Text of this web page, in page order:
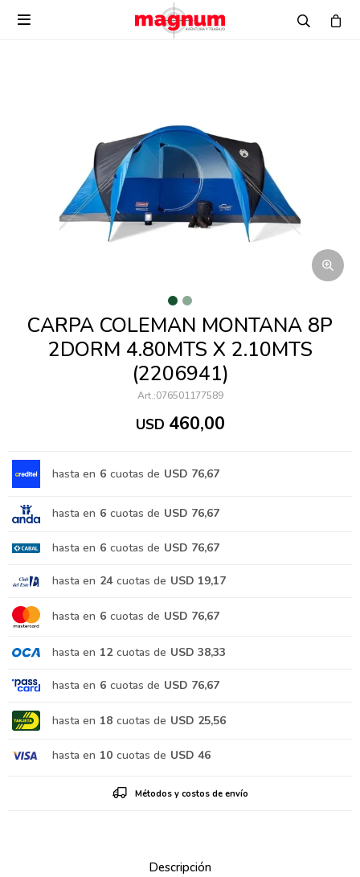

CARPA COLEMAN MONTANA 8P
2DORM 4.80MTS X 2.10MTS
(2206941)
076501177589
USD 460,00
hasta en 6 cuotas de USD 76,67
hasta en 6 cuotas de USD 76,67
hasta en 6 cuotas de USD 76,67
hasta en 24 cuotas de USD 19,17
hasta en 6 cuotas de USD 76,67
hasta en 12 cuotas de USD 38,33
hasta en 6 cuotas de USD 76,67
hasta en 18 cuotas de USD 25,56
hasta en 10 cuotas de USD 46
Métodos y costos de envío
Descripción